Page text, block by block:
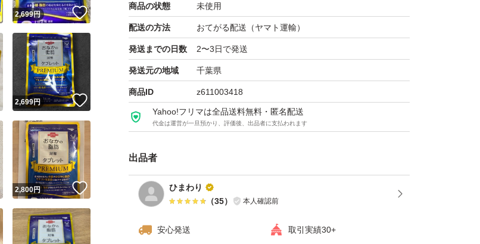
商品の状態 未使用
配送の方法 おてがる配送（ヤマト運輸）
発送までの日数 2〜3日で発送
発送元の地域 千葉県
商品ID z611003418
Yahoo!フリマは全品送料無料・匿名配送
代金は運営が一旦預かり、評価後、出品者に支払われます
出品者
ひまわり
（35） 本人確認前
安心発送 取引実績30+
いいね！
2,699円 いいね！
いいね！
2,699円
いいね！
2,800円